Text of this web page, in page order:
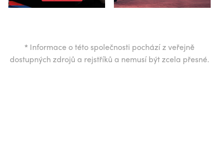
* Informace o této společnosti pochází z veřejně
dostupných zdrojů a rejstříků a nemusí být zcela přesné.